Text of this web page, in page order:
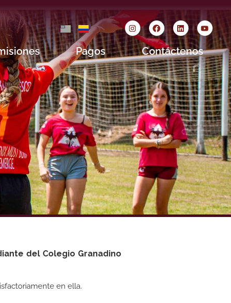
Pagos Contáctenos
del Colegio Granadino
en ella.